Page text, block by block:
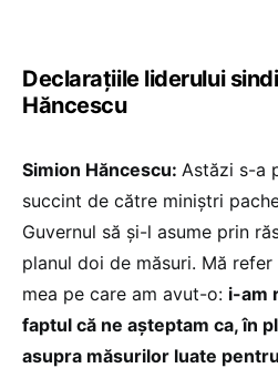
Declarațiile liderului
Hăncescu
Simion Hăncescu: Astăzi s-a
succint de către miniștri
Guvernul să și-l asume prin
planul doi de măsuri. Mă
mea pe care am avut-o: i-am
faptul că ne așteptam ca, în
asupra măsurilor luate